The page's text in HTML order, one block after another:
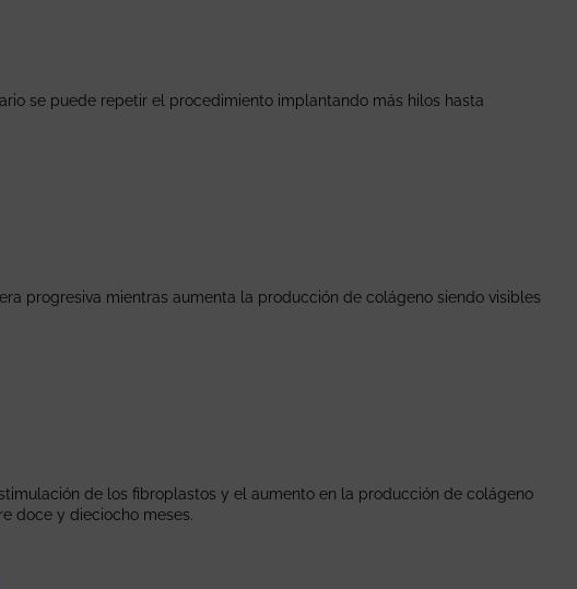
se puede repetir el procedimiento implantando más hilos hasta
progresiva mientras aumenta la producción de colágeno siendo visibles
de los fibroplastos y el aumento en la producción de colágeno
doce y dieciocho meses.